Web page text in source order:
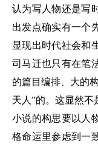
认为写人物还是写
出发点确实有一个
显现出时代社会和
司马迁也只有在笔
的篇目编排、大的
天人”的。这显然
小说的构思要以人
格命运里参虑到一